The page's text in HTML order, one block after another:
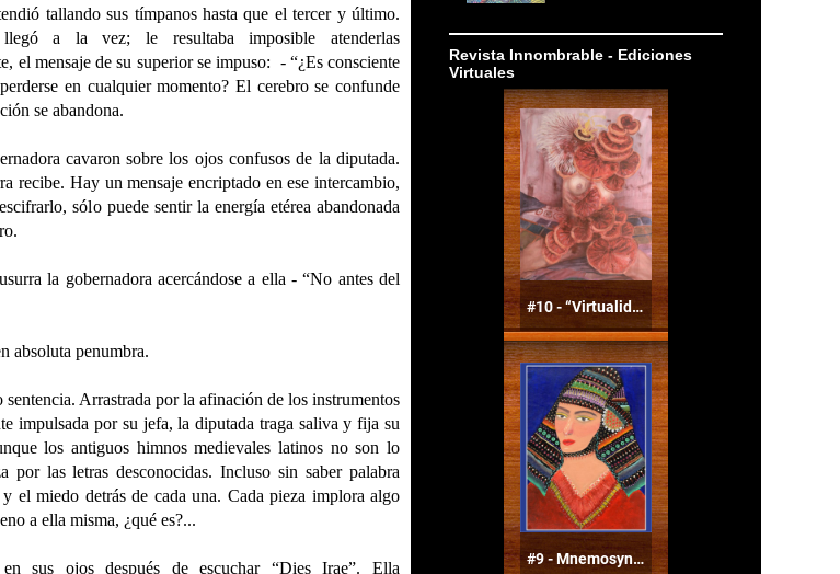
tallando sus tímpanos hasta que el tercer y último.
a la vez; le resultaba imposible atenderlas
el mensaje de su superior se impuso: - “¿Es consciente
en cualquier momento? El cerebro se confunde
se abandona.
cavaron sobre los ojos confusos de la diputada.
recibe. Hay un mensaje encriptado en ese intercambio,
sólo puede sentir la energía etérea abandonada
la gobernadora acercándose a ella - “No antes del
absoluta penumbra.
sentencia. Arrastrada por la afinación de los instrumentos
impulsada por su jefa, la diputada traga saliva y fija su
los antiguos himnos medievales latinos no son lo
por las letras desconocidas. Incluso sin saber palabra
el miedo detrás de cada una. Cada pieza implora algo
a ella misma, ¿qué es?...
en sus ojos después de escuchar “Dies Irae”. Ella
Revista Innombrable - Ediciones
Virtuales